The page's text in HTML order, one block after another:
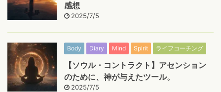
感想
2025/7/5
Body Diary Mind Spirit ライフコーチング
【ソウル・コントラクト】アセンション
のために、神が与えたツール。
2025/7/5